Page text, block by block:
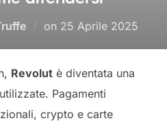
on Pubblicato
25 Aprile 2025
Revolut è diventata una
Pagamenti
crypto e carte